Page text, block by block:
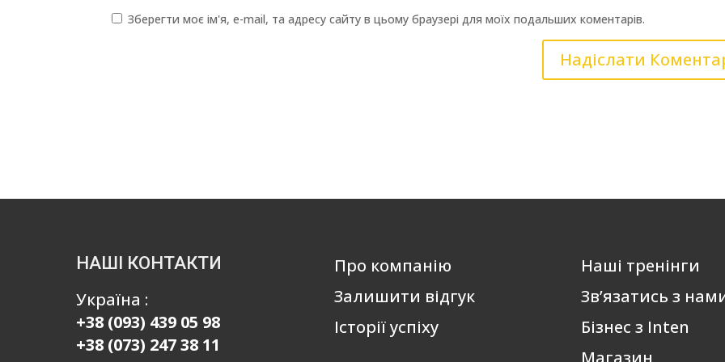
Зберегти моє ім'я, e-mail, та адресу сайту в цьому браузері для моїх подальших коментарів.
НАШІ КОНТАКТИ
Україна :
+38 (093) 439 05 98
+38 (073) 247 38 11
Про компанію
Залишити відгук
Історії успіху
Наші тренінги
Зв’язатись з
Бізнес з Inten